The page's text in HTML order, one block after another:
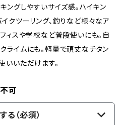
ングしやすいサイズ感。ハイキン
クツーリング、釣りなど様々なア
ィスや学校など普段使いにも。自
ライムにも。軽量で頑丈なチタン
いいただけます。
可
る（必須）